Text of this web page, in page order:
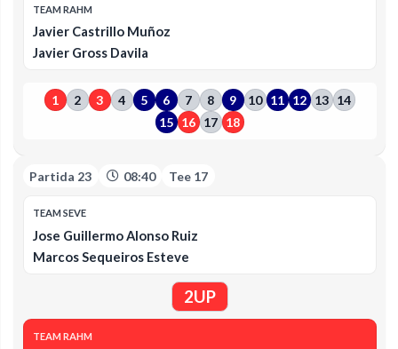
TEAM RAHM
Javier Castrillo Muñoz
Javier Gross Davila
1 2 3 4 5 6 7 8 9 10 11 12 13 14
15 16 17 18
Partida 23 08:40 Tee 17
TEAM SEVE
Jose Guillermo Alonso Ruiz
Marcos Sequeiros Esteve
2UP
TEAM RAHM